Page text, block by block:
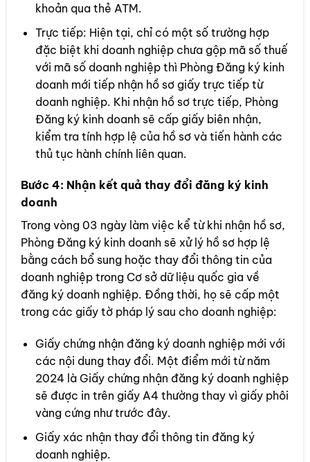
khoản qua thẻ ATM.
Trực tiếp: Hiện tại, chỉ có một số trường hợp
đặc biệt khi doanh nghiệp chưa gộp mã số thuế
với mã số doanh nghiệp thì Phòng Đăng ký kinh
doanh mới tiếp nhận hồ sơ giấy trực tiếp từ
doanh nghiệp. Khi nhận hồ sơ trực tiếp, Phòng
Đăng ký kinh doanh sẽ cấp giấy biên nhận,
kiểm tra tính hợp lệ của hồ sơ và tiến hành các
thủ tục hành chính liên quan.
Bước 4: Nhận kết quả thay đổi đăng ký kinh
doanh
Trong vòng 03 ngày làm việc kể từ khi nhận hồ sơ,
Phòng Đăng ký kinh doanh sẽ xử lý hồ sơ hợp lệ
bằng cách bổ sung hoặc thay đổi thông tin của
doanh nghiệp trong Cơ sở dữ liệu quốc gia về
đăng ký doanh nghiệp. Đồng thời, họ sẽ cấp một
trong các giấy tờ pháp lý sau cho doanh nghiệp:
Giấy chứng nhận đăng ký doanh nghiệp mới với
các nội dung thay đổi. Một điểm mới từ năm
2024 là Giấy chứng nhận đăng ký doanh nghiệp
sẽ được in trên giấy A4 thường thay vì giấy phôi
vàng cứng như trước đây.
Giấy xác nhận thay đổi thông tin đăng ký
doanh nghiệp.